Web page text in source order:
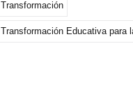
Transformación
Transformación Educativa para